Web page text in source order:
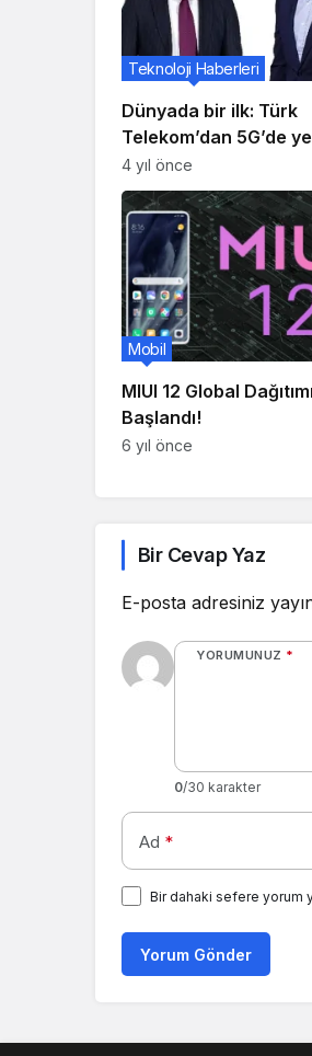
Dünyada bir ilk: Türk
Telekom’dan 5G’de
hamle
Teknoloji Haberleri
4 yıl önce
MIUI 12 Global
Başlandı!
Mobil
6 yıl önce
Bir Cevap Yaz
E-posta adresiniz
YORUMUNUZ *
0/30 karakter
Ad *
Bir dahaki sefere yorum
Yorum Gönder